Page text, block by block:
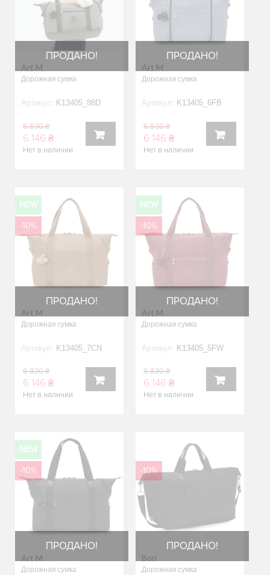
ПРОДАНО!
Art M
Дорожная сумка
Артикул: K13405_88D
6 830 ₴
6 146 ₴
Нет в наличии
ПРОДАНО!
Art M
Дорожная сумка
Артикул: K13405_6FB
6 830 ₴
6 146 ₴
Нет в наличии
ПРОДАНО!
NEW
-10%
Art M
Дорожная сумка
Артикул: K13405_7CN
6 830 ₴
6 146 ₴
Нет в наличии
ПРОДАНО!
NEW
-10%
Art M
Дорожная сумка
Артикул: K13405_5FW
6 830 ₴
6 146 ₴
Нет в наличии
ПРОДАНО!
NEW
-10%
Art M
Дорожная сумка
ПРОДАНО!
-10%
Bori
Дорожная сумка